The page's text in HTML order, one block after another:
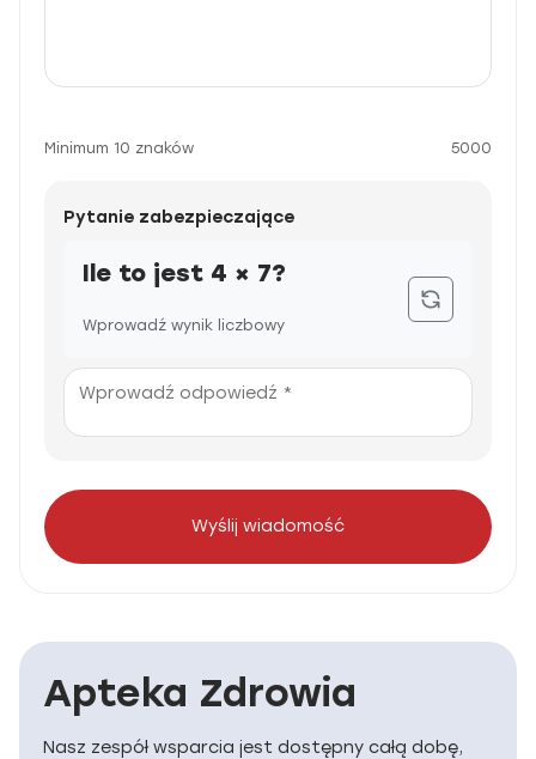
Minimum 10 znaków 5000
Pytanie zabezpieczające
Ile to jest 4 × 7?
Wprowadź wynik liczbowy
Wprowadź odpowiedź *
Wyślij wiadomość
Apteka Zdrowia
Nasz zespół wsparcia jest dostępny całą dobę,